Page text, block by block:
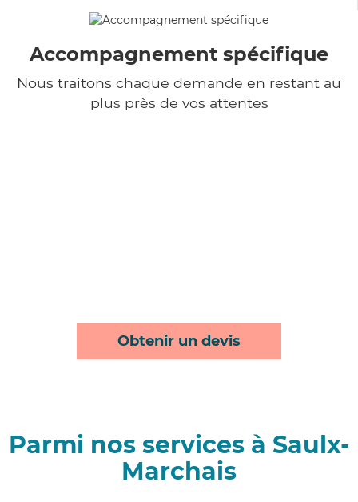
Accompagnement spécifique
Nous traitons chaque demande en restant au
plus près de vos attentes
Obtenir un devis
Parmi nos services à Saulx-
Marchais